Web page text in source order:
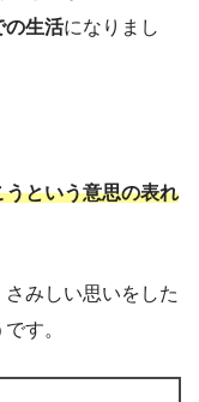
の生活になりまし
という意思の表れ
みしい思いをした
す。